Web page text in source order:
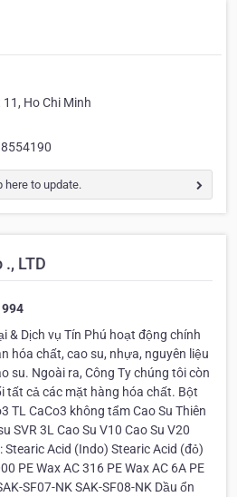
Ho Chi Minh
here to update.
LTD
& Dịch vụ Tín Phú hoạt động chính
hóa chất, cao su, nhựa, nguyên liệu
su. Ngoài ra, Công Ty chúng tôi còn
tất cả các mặt hàng hóa chất. Bột
TL CaCo3 không tẩm Cao Su Thiên
SVR 3L Cao Su V10 Cao Su V20
Stearic Acid (Indo) Stearic Acid (đỏ)
PE Wax AC 316 PE Wax AC 6A PE
SF07-NK SAK-SF08-NK Dầu ổn